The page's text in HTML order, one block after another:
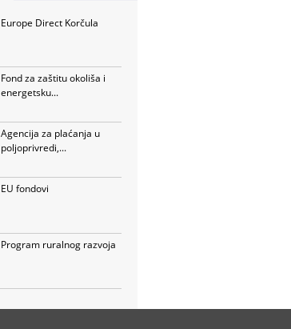
Europe Direct Korčula
Fond za zaštitu okoliša i
energetsku...
Agencija za plaćanja u
poljoprivredi,...
EU fondovi
Program ruralnog razvoja